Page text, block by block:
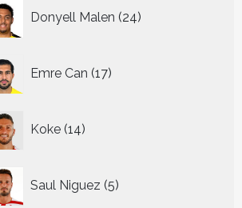
Donyell Malen 24
producten
Emre Can 17
producten
Koke 14
producten
Saul Niguez 5
producten